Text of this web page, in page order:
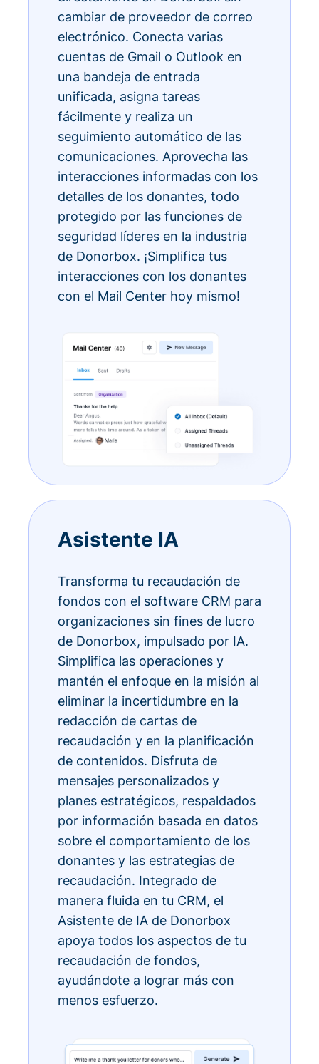
cambiar de proveedor de correo
electrónico. Conecta varias
cuentas de Gmail o Outlook en
una bandeja de entrada
unificada, asigna tareas
fácilmente y realiza un
seguimiento automático de las
comunicaciones. Aprovecha las
interacciones informadas con los
detalles de los donantes, todo
protegido por las funciones de
seguridad líderes en la industria
de Donorbox. ¡Simplifica tus
interacciones con los donantes
con el Mail Center hoy mismo!
Asistente IA
Transforma tu recaudación de
fondos con el software CRM para
organizaciones sin fines de lucro
de Donorbox, impulsado por IA.
Simplifica las operaciones y
mantén el enfoque en la misión al
eliminar la incertidumbre en la
redacción de cartas de
recaudación y en la planificación
de contenidos. Disfruta de
mensajes personalizados y
planes estratégicos, respaldados
por información basada en datos
sobre el comportamiento de los
donantes y las estrategias de
recaudación. Integrado de
manera fluida en tu CRM, el
Asistente de IA de Donorbox
apoya todos los aspectos de tu
recaudación de fondos,
ayudándote a lograr más con
menos esfuerzo.